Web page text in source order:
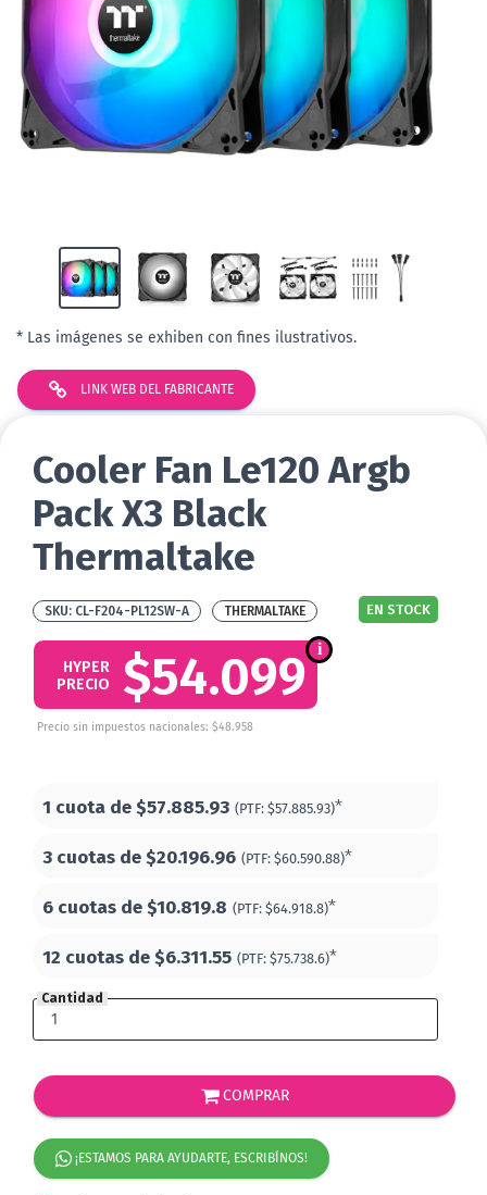
* Las imágenes se exhiben con fines ilustrativos.
LINK WEB DEL FABRICANTE
Cooler Fan Le120 Argb
Pack X3 Black
Thermaltake
CL-F204-PL12SW-A EN STOCK
THERMALTAKE
$54.099
HYPER
PRECIO
Precio sin impuestos nacionales: $48.958
1 cuota de$57.885.93 (PTF: $57.885.93)*
3 cuotas de$20.196.96 (PTF: $60.590.88)*
6 cuotas de$10.819.8 (PTF: $64.918.8)*
12 cuotas de$6.311.55 (PTF: $75.738.6)*
Cantidad
COMPRAR
¡ESTAMOS PARA AYUDARTE, ESCRIBÍNOS!